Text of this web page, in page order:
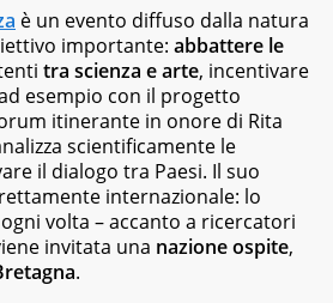
è un evento diffuso dalla natura
importante: abbattere le
tra scienza e arte, incentivare
esempio con il progetto
itinerante in onore di Rita
scientificamente le
il dialogo tra Paesi. Il suo
internazionale: lo
volta – accanto a ricercatori
invitata una nazione ospite,
.